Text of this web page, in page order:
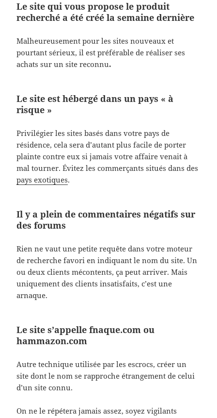
Le site qui vous propose le produit
recherché a été créé la semaine dernière
Malheureusement pour les sites nouveaux et
pourtant sérieux, il est préférable de réaliser ses
achats sur un site reconnu.
Le site est hébergé dans un pays « à
risque »
Privilégier les sites basés dans votre pays de
résidence, cela sera d’autant plus facile de porter
plainte contre eux si jamais votre affaire venait à
mal tourner. Évitez les commerçants situés dans des
pays exotiques.
Il y a plein de commentaires négatifs sur
des forums
Rien ne vaut une petite requête dans votre moteur
de recherche favori en indiquant le nom du site. Un
ou deux clients mécontents, ça peut arriver. Mais
uniquement des clients insatisfaits, c’est une
arnaque.
Le site s’appelle fnaque.com ou
hammazon.com
Autre technique utilisée par les escrocs, créer un
site dont le nom se rapproche étrangement de celui
d’un site connu.
On ne le répétera jamais assez, soyez vigilants